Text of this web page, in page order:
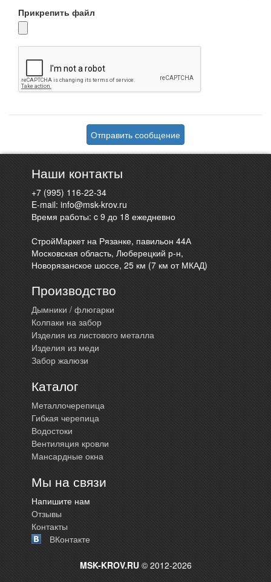
Прикрепить файл
Отправить сообщение
Наши контакты
+7 (995) 116-22-34
E-mail:info@msk-krov.ru
Время работы: c 9 до 18 ежедневно
СтройМаркет на Рязанке, павильон 44А
Московская область, Люберецкий р-н,
Новорязанское шоссе, 25 км (7 км от МКАД)
Производство
Дымники / флюгарки
Колпаки на забор
Изделия из листового металла
Изделия из меди
Забор жалюзи
Каталог
Металлочерепица
Гибкая черепица
Водостоки
Вентиляция кровли
Мансардные окна
Мы на связи
Напишите нам
Отзывы
Контакты
ВКонтакте
MSK-KROV.RU© 2012-2026